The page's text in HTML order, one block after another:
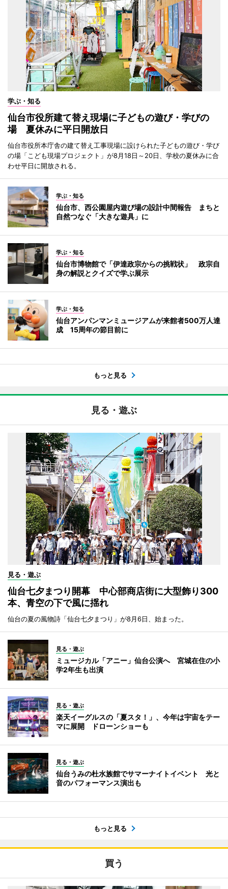
学ぶ・知る
仙台市役所建て替え現場に子どもの遊び・学びの
場 夏休みに平日開放日
仙台市役所本庁舎の建て替え工事現場に設けられた子どもの遊び・学び
の場「こども現場プロジェクト」が8月18日～20日、学校の夏休みに合
わせ平日に開放される。
学ぶ・知る
仙台市、西公園屋内遊び場の設計中間報告 まちと
自然つなぐ「大きな遊具」に
学ぶ・知る
仙台市博物館で「伊達政宗からの挑戦状」 政宗自
身の解説とクイズで学ぶ展示
学ぶ・知る
仙台アンパンマンミュージアムが来館者500万人達
成 15周年の節目前に
もっと見る
見る・遊ぶ
見る・遊ぶ
仙台七夕まつり開幕 中心部商店街に大型飾り300
本、青空の下で風に揺れ
仙台の夏の風物詩「仙台七夕まつり」が8月6日、始まった。
見る・遊ぶ
ミュージカル「アニー」仙台公演へ 宮城在住の小
学2年生も出演
見る・遊ぶ
楽天イーグルスの「夏スタ！」、今年は宇宙をテー
マに展開 ドローンショーも
見る・遊ぶ
仙台うみの杜水族館でサマーナイトイベント 光と
音のパフォーマンス演出も
もっと見る
買う